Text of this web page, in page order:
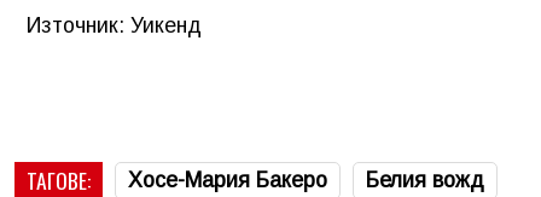
Източник: Уикенд
ТАГОВЕ: Хосе-Мария Бакеро
Белия вожд